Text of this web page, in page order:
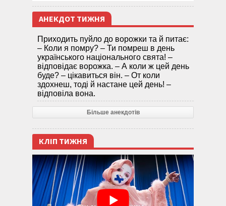
АНЕКДОТ ТИЖНЯ
Приходить пуйло до ворожки та й питає:
– Коли я помру? – Ти помреш в день
українського національного свята! –
відповідає ворожка. – А коли ж цей день
буде? – цікавиться він. – От коли
здохнеш, тоді й настане цей день! –
відповіла вона.
Більше анекдотів
КЛІП ТИЖНЯ